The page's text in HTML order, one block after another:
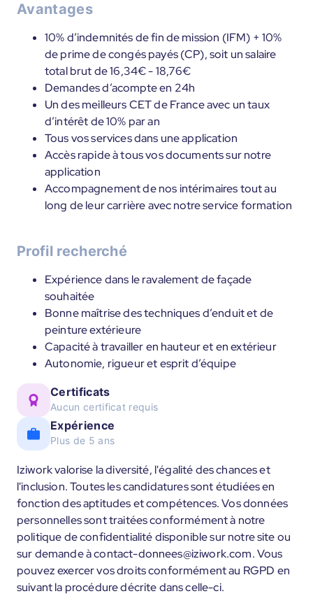
Avantages
10% d’indemnités de fin de mission (IFM) + 10%
de prime de congés payés (CP), soit un salaire
total brut de 16,34€ - 18,76€
Demandes d’acompte en 24h
Un des meilleurs CET de France avec un taux
d’intérêt de 10% par an
Tous vos services dans une application
Accès rapide à tous vos documents sur notre
application
Accompagnement de nos intérimaires tout au
long de leur carrière avec notre service formation
Profil recherché
Expérience dans le ravalement de façade
souhaitée
Bonne maîtrise des techniques d’enduit et de
peinture extérieure
Capacité à travailler en hauteur et en extérieur
Autonomie, rigueur et esprit d’équipe
Certificats
Aucun certificat requis
Expérience
Plus de 5 ans
Iziwork valorise la diversité, l'égalité des chances et
l'inclusion. Toutes les candidatures sont étudiées en
fonction des aptitudes et compétences. Vos données
personnelles sont traitées conformément à notre
politique de confidentialité disponible sur notre site ou
sur demande à contact-donnees@iziwork.com. Vous
pouvez exercer vos droits conformément au RGPD en
suivant la procédure décrite dans celle-ci.